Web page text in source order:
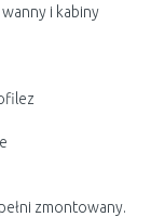
i kabiny
zmontowany.